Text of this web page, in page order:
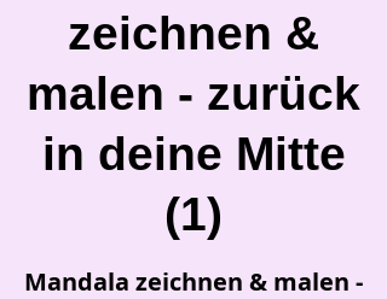
zeichnen &
malen - zurück
in deine Mitte
(1)
Mandala zeichnen & malen -